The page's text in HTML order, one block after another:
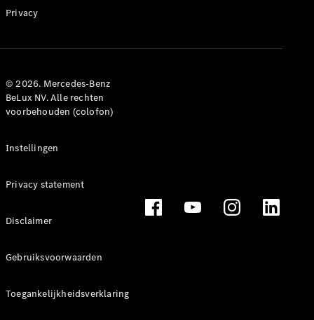
Privacy
© 2026. Mercedes-Benz
BeLux NV. Alle rechten
voorbehouden (colofon)
Instellingen
Privacy statement
Disclaimer
Gebruiksvoorwaarden
Toegankelijkheidsverklaring